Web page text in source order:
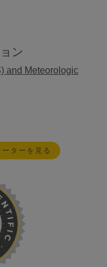
ン
and Meteorologic
ターを見る